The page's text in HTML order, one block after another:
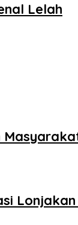
Lelah
Lonjakan